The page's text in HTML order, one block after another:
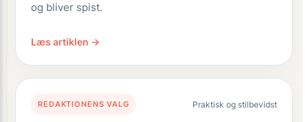
og bliver spist.
Læs artiklen →
REDAKTIONENS VALG Praktisk og stilbevidst